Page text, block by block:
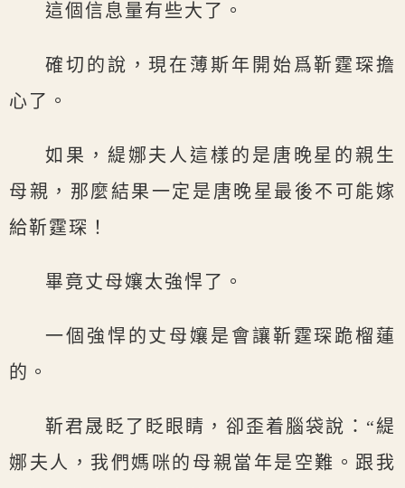
這個信息量有些大了。
確切的說，現在薄斯年開始爲靳霆琛擔
心了。
如果，緹娜夫人這樣的是唐晚星的親生
母親，那麼結果一定是唐晚星最後不可能嫁
給靳霆琛！
畢竟丈母孃太強悍了。
一個強悍的丈母孃是會讓靳霆琛跪榴蓮
的。
靳君晟眨了眨眼睛，卻歪着腦袋說：“緹
娜夫人，我們媽咪的母親當年是空難。跟我